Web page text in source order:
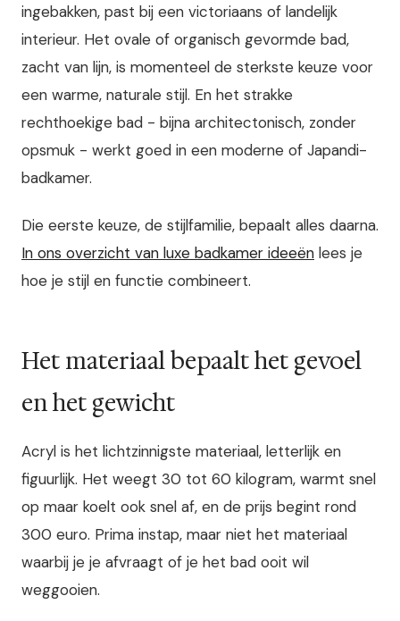
ingebakken, past bij een victoriaans of landelijk
interieur. Het ovale of organisch gevormde bad,
zacht van lijn, is momenteel de sterkste keuze voor
een warme, naturale stijl. En het strakke
rechthoekige bad - bijna architectonisch, zonder
opsmuk - werkt goed in een moderne of Japandi-
badkamer.
Die eerste keuze, de stijlfamilie, bepaalt alles daarna.
In ons overzicht van luxe badkamer ideeën lees je
hoe je stijl en functie combineert.
Het materiaal bepaalt het gevoel
en het gewicht
Acryl is het lichtzinnigste materiaal, letterlijk en
figuurlijk. Het weegt 30 tot 60 kilogram, warmt snel
op maar koelt ook snel af, en de prijs begint rond
300 euro. Prima instap, maar niet het materiaal
waarbij je je afvraagt of je het bad ooit wil
weggooien.